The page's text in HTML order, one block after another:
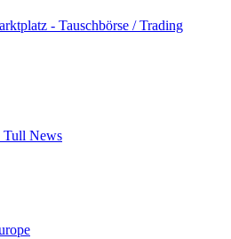
- Tauschbörse / Trading
Tull News